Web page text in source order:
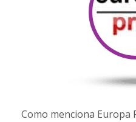
Como menciona Europa